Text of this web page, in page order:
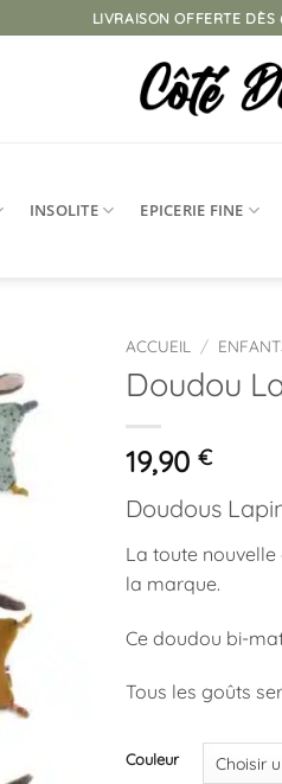
LIVRAISON OFFERTE
INSOLITE EPICERIE FINE
Ajouter
d’envies
ACCUEIL /
Doudou
19,90 €
Doudous
La toute nouvelle
la marque.
Ce doudou bi-
Tous les goûts
Couleur